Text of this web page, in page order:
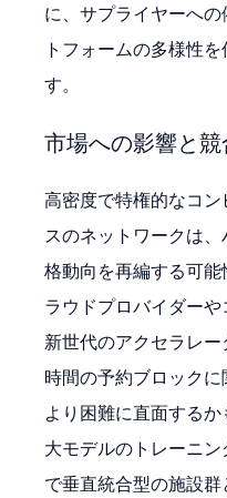
に、サプライヤーへ
トフォームの多様性
す。
市場への影響と
高密度で特権的なコ
スのネットワークは
格動向を再編する可
ラウドプロバイダー
新世代のアクセラレ
時間の予約ブロックに
より困難に直面する
大モデルのトレーニ
で垂直統合型の施設